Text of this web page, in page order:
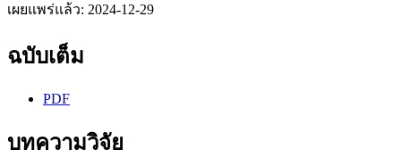
เผยแพร่แล้ว: 2024-12-29
ฉบับเต็ม
PDF
บทความวิจัย